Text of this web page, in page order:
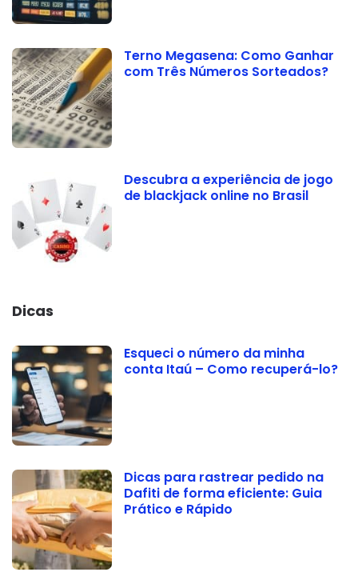
Terno Megasena: Como Ganhar
com Três Números Sorteados?
Descubra a experiência de jogo
de blackjack online no Brasil
Dicas
Esqueci o número da minha
conta Itaú – Como recuperá-lo?
Dicas para rastrear pedido na
Dafiti de forma eficiente: Guia
Prático e Rápido